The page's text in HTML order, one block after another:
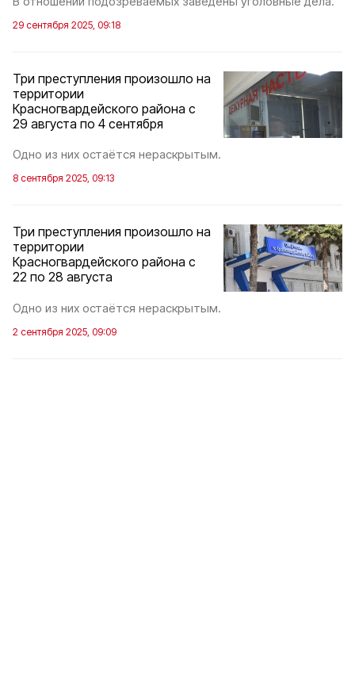
29 сентября 2025, 09:18
Три преступления произошло на
территории
Красногвардейского района с
29 августа по 4 сентября
Одно из них остаётся нераскрытым.
8 сентября 2025, 09:13
Три преступления произошло на
территории
Красногвардейского района с
22 по 28 августа
Одно из них остаётся нераскрытым.
2 сентября 2025, 09:09